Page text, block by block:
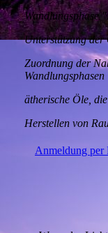
Wandlungsphase
Unterstützung der
Zuordnung der
Wandlungsphasen
ätherische Öle,
Herstellen von
Anmeldung per